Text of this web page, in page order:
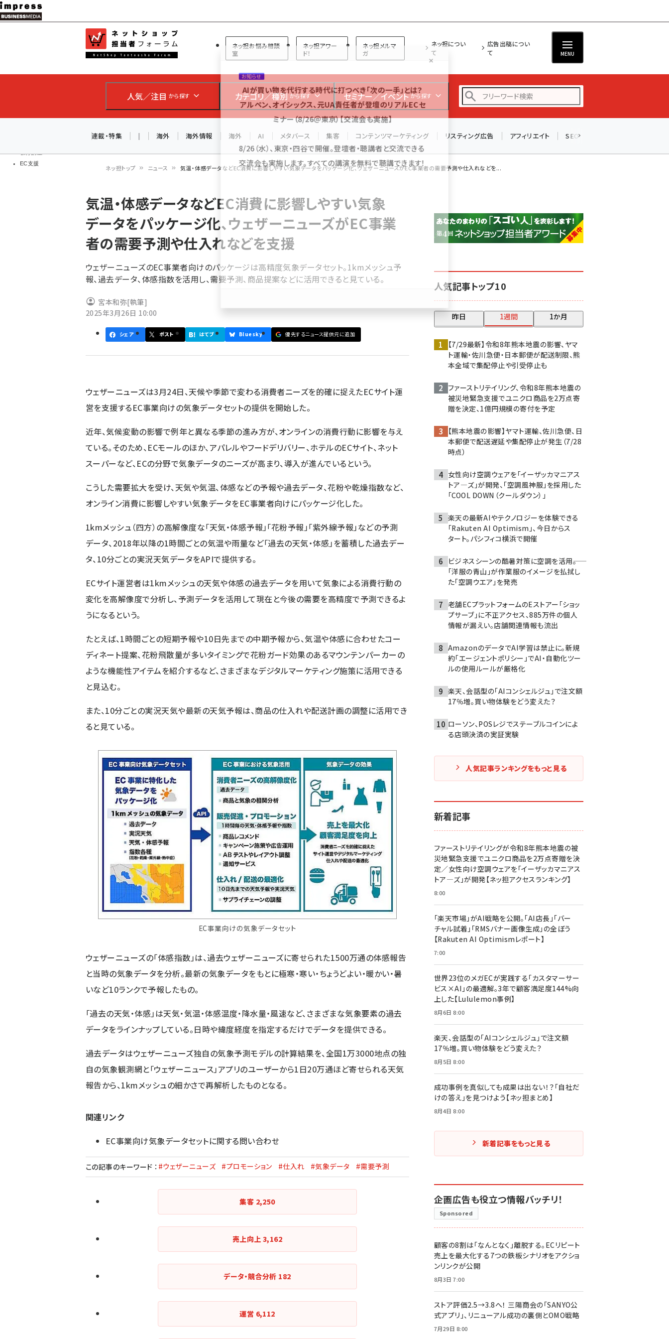
メ
イ
ン
ツ
移
教育講座
EC支援
ネットショップ担当者フォーラム
ネッ担お悩み相談
室
ネッ担アワー
ド！
ネッ担メルマ
ガ
ネッ担につい
て
広告出稿につい
て
MENU
人気／注目 から探す カテゴリ／種別 から探す セミナー／イベント から探す
アスクル (1119)
base (1075)
連載・特集 | 海外 海外情報 海外 AI メタバース 集客 コンテンツマーケティング リスティング広告 アフィリエイト SEO
ン
く
ず
ネッ担トップ ニュース 気温・体感データなどEC消費に影響しやすい気象データをパッケージ化、ウェザーニューズがEC事業者の需要予測や仕入れなどを...
気温・体感データなどEC消費に影響しやすい気象
データをパッケージ化、ウェザーニューズがEC事業
者の需要予測や仕入れなどを支援
ウェザーニューズのEC事業者向けのパッケージは高精度気象データセット。1kmメッシュ予
報、過去データ、体感指数を活用し、需要予測、商品提案などに活用できると見ている。
宮本和弥[執筆]
2025年3月26日 10:00
シェア ポスト はてブ Bluesky 優先するニュース提供元に追加
ウェザーニューズは3月24日、天候や季節で変わる消費者ニーズを的確に捉えたECサイト運
営を支援するEC事業向けの気象データセットの提供を開始した。
近年、気候変動の影響で例年と異なる季節の進み方が、オンラインの消費行動に影響を与え
ている。そのため、ECモールのほか、アパレルやフードデリバリー、ホテルのECサイト、ネット
スーパーなど、ECの分野で気象データのニーズが高まり、導入が進んでいるという。
こうした需要拡大を受け、天気や気温、体感などの予報や過去データ、花粉や乾燥指数など、
オンライン消費に影響しやすい気象データをEC事業者向けにパッケージ化した。
1kmメッシュ（四方）の高解像度な「天気・体感予報」「花粉予報」「紫外線予報」などの予測
データ、2018年以降の1時間ごとの気温や雨量など「過去の天気・体感」を蓄積した過去デー
タ、10分ごとの実況天気データをAPIで提供する。
ECサイト運営者は1kmメッシュの天気や体感の過去データを用いて気象による消費行動の
変化を高解像度で分析し、予測データを活用して現在と今後の需要を高精度で予測できるよ
うになるという。
たとえば、1時間ごとの短期予報や10日先までの中期予報から、気温や体感に合わせたコー
ディネート提案、花粉飛散量が多いタイミングで花粉ガード効果のあるマウンテンパーカーの
ような機能性アイテムを紹介するなど、さまざまなデジタルマーケティング施策に活用できる
と見込む。
また、10分ごとの実況天気や最新の天気予報は、商品の仕入れや配送計画の調整に活用でき
ると見ている。
EC事業向けの気象データセット
ウェザーニューズの「体感指数」は、過去ウェザーニューズに寄せられた1500万通の体感報告
と当時の気象データを分析。最新の気象データをもとに極寒・寒い・ちょうどよい・暖かい・暑
いなど10ランクで予報したもの。
「過去の天気・体感」は天気・気温・体感温度・降水量・風速など、さまざまな気象要素の過去
データをラインナップしている。日時や緯度経度を指定するだけでデータを提供できる。
過去データはウェザーニューズ独自の気象予測モデルの計算結果を、全国1万3000地点の独
自の気象観測網と「ウェザーニュース」アプリのユーザーから1日20万通ほど寄せられる天気
報告から、1kmメッシュの細かさで再解析したものとなる。
関連リンク
EC事業向け気象データセットに関する問い合わせ
この記事のキーワード ： #ウェザーニューズ #プロモーション #仕入れ #気象データ #需要予測
集客 2,250
売上向上 3,162
データ・競合分析 182
運営 6,112
人気記事トップ10
昨日 1週間 1か月
【7/29最新】令和8年熊本地震の影響、ヤマ
ト運輸・佐川急便・日本郵便が配送制限、熊
本全域で集配停止や引受停止も
ファーストリテイリング、令和8年熊本地震の
被災地緊急支援でユニクロ商品を2万点寄
贈を決定、1億円規模の寄付を予定
【熊本地震の影響】ヤマト運輸、佐川急便、日
本郵便で配送遅延や集配停止が発生（7/28
時点）
女性向け空調ウェアを「イーザッカマニアス
トア―ズ」が開発、「空調風神服」を採用した
「COOL DOWN（クールダウン）」
楽天の最新AIやテクノロジーを体験できる
「Rakuten AI Optimism」、今日からス
タート。パシフィコ横浜で開催
ビジネスシーンの酷暑対策に空調を活用――。
「洋服の青山」が作業服のイメージを払拭し
た「空調ウエア」を発売
老舗ECプラットフォームのEストアー「ショッ
プサーブ」に不正アクセス、885万件の個人
情報が漏えい。店舗関連情報も流出
AmazonのデータでAI学習は禁止に。新規
約「エージェントポリシー」でAI・自動化ツー
ルの使用ルールが厳格化
楽天、会話型の「AIコンシェルジュ」で注文額
17％増。買い物体験をどう変えた？
ローソン、POSレジでステーブルコインによ
る店頭決済の実証実験
人気記事ランキングをもっと見る
新着記事
ファーストリテイリングが令和8年熊本地震の被
災地緊急支援でユニクロ商品を2万点寄贈を決
定／女性向け空調ウェアを「イーザッカマニアス
トア―ズ」が開発【ネッ担アクセスランキング】
8:00
「楽天市場」がAI戦略を公開。「AI店長」「バー
チャル試着」「RMSバナー画像生成」の全ぼう
【Rakuten AI Optimismレポート】
7:00
世界23位のメガECが実践する「カスタマーサー
ビス×AI」の最適解。3年で顧客満足度144%向
上した【Lululemon事例】
8月6日 8:00
楽天、会話型の「AIコンシェルジュ」で注文額
17％増。買い物体験をどう変えた？
8月5日 8:00
成功事例を真似しても成果は出ない！？「自社だ
けの答え」を見つけよう【ネッ担まとめ】
8月4日 8:00
新着記事をもっと見る
企画広告も役立つ情報バッチリ！
Sponsored
顧客の8割は「なんとなく」離脱する。ECリピート
売上を最大化する7つの鉄板シナリオをアクショ
ンリンクが公開
8月3日 7:00
ストア評価2.5→3.8へ！ 三陽商会の「SANYO公
式アプリ」、リニューアル成功の裏側とOMO戦略
7月29日 8:00
AIが買い物を代行する時代に打つべき「次の一手」とは？
アルペン、オイシックス、元UA責任者が登壇のリアルECセ
ミナー（8/26＠東京）【交流会も実施】
8/26（水）、東京・四谷で開催。登壇者・聴講者と交流できる
交流会も実施します。すべての講演を無料で聴講できます！
参加登録はこちら↑